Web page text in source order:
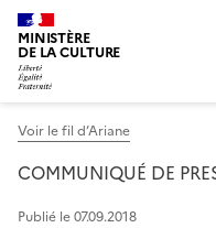
MINISTÈRE
DE LA CULTURE
Voir le fil d’Ariane
COMMUNIQUÉ DE
Publié le 07.09.2018